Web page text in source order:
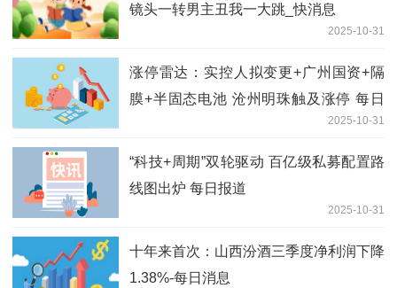
镜头一转男主丑我一大跳_快消息
2025-10-31
涨停雷达：实控人拟变更+广州国资+隔
膜+半固态电池 沧州明珠触及涨停 每日
2025-10-31
“科技+周期”双轮驱动 百亿级私募配置路
线图出炉 每日报道
2025-10-31
十年来首次：山西汾酒三季度净利润下降
1.38%-每日消息